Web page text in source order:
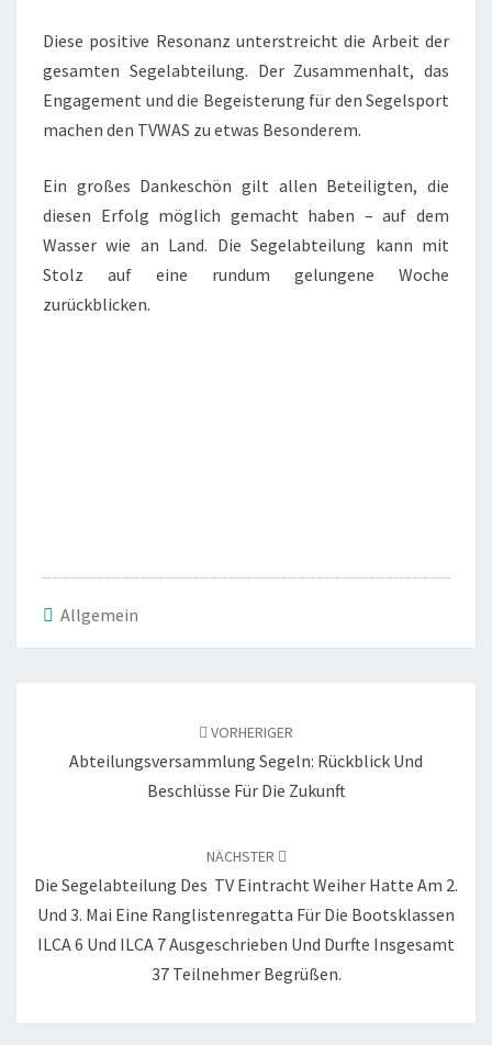
Diese positive Resonanz unterstreicht die Arbeit der
gesamten Segelabteilung. Der Zusammenhalt, das
Engagement und die Begeisterung für den Segelsport
machen den TVWAS zu etwas Besonderem.
Ein großes Dankeschön gilt allen Beteiligten, die
diesen Erfolg möglich gemacht haben – auf dem
Wasser wie an Land. Die Segelabteilung kann mit
Stolz auf eine rundum gelungene Woche
zurückblicken.
Allgemein
VORHERIGER
Abteilungsversammlung Segeln: Rückblick Und
Beschlüsse Für Die Zukunft
NÄCHSTER
Die Segelabteilung Des TV Eintracht Weiher Hatte Am 2.
Und 3. Mai Eine Ranglistenregatta Für Die Bootsklassen
ILCA 6 Und ILCA 7 Ausgeschrieben Und Durfte Insgesamt
37 Teilnehmer Begrüßen.